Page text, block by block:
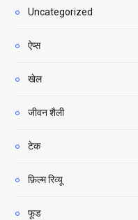
Uncategorized
ऐप्स
खेल
जीवन शैली
टेक
फ़िल्म रिव्यू
फूड